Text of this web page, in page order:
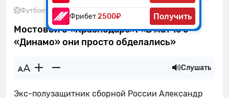
Фрибет2500₽ Получить
Футбол• 12.05.2026
Мостовой о «Краснодаре»: «В матче с
«Динамо» они просто обделались»
Слушать
Экс-полузащитник сборной России Александр